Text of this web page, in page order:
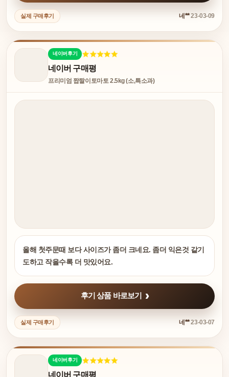
실제 구매후기 네**23-03-09
네이버후기
네이버 구매평
프리미엄 짭짤이토마토 2.5kg (소,특소과)
올해 첫주문때 보다 사이즈가 좀더 크네요. 좀더 익은것 같기
도하고 작을수록 더 맛있어요.
후기 상품 바로보기
실제 구매후기 네**23-03-07
네이버후기
네이버 구매평